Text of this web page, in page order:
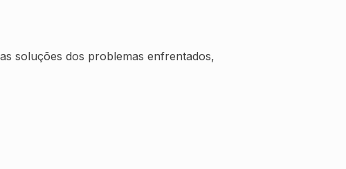
soluções dos problemas enfrentados,